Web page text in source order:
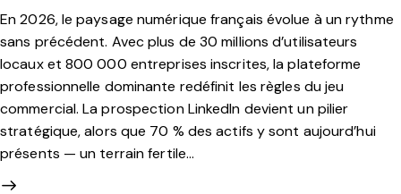
En 2026, le paysage numérique français évolue à un rythme
sans précédent. Avec plus de 30 millions d’utilisateurs
locaux et 800 000 entreprises inscrites, la plateforme
professionnelle dominante redéfinit les règles du jeu
commercial. La prospection LinkedIn devient un pilier
stratégique, alors que 70 % des actifs y sont aujourd’hui
présents — un terrain fertile…